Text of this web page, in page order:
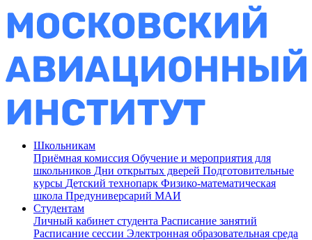
Школьникам
Приёмная комиссия Обучение и мероприятия для
школьников Дни открытых дверей Подготовительные
курсы Детский технопарк Физико-математическая
школа Предуниверсарий МАИ
Студентам
Личный кабинет студента Расписание занятий
Расписание сессии Электронная образовательная среда